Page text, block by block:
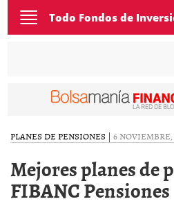
Toggle
navigation
Todo Fondos de
PLANES DE PENSIONES | 6 NOVIEMBRE,
Mejores planes de
FIBANC Pensiones